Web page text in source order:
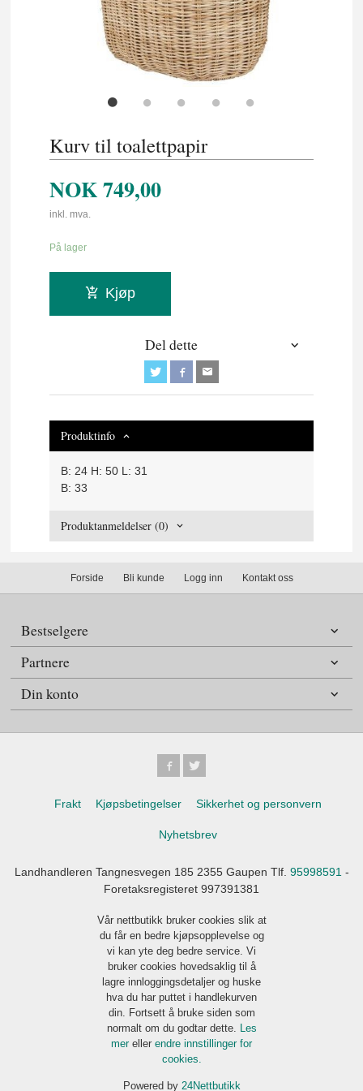
Kurv til toalettpapir
NOK749,00
inkl. mva.
På lager
Kjøp
Del dette
Produktinfo
B: 24 H: 50 L: 31
B: 33
Produktanmeldelser (0)
Forside Bli kunde Logg inn Kontakt oss
Bestselgere
Partnere
Din konto
Frakt Kjøpsbetingelser Sikkerhet og personvern
Nyhetsbrev
Landhandleren Tangnesvegen 185 2355 Gaupen Tlf. 95998591-
Foretaksregisteret 997391381
Vår nettbutikk bruker cookies slik at
du får en bedre kjøpsopplevelse og
vi kan yte deg bedre service. Vi
bruker cookies hovedsaklig til å
lagre innloggingsdetaljer og huske
hva du har puttet i handlekurven
din. Fortsett å bruke siden som
normalt om du godtar dette.
Les
mer eller endre innstillinger for
cookies.
Powered by 24Nettbutikk